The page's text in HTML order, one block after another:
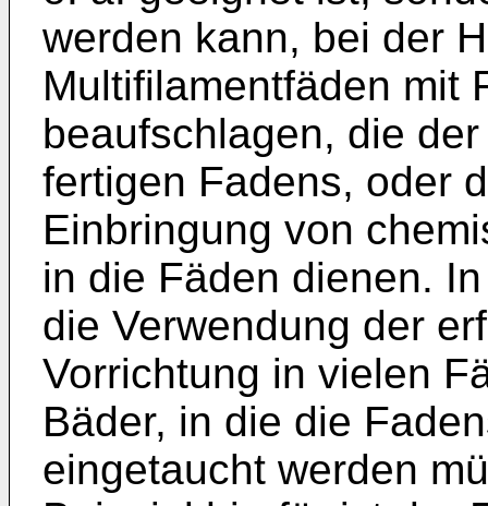
werden kann, bei der
Multifilamentfäden mit
beaufschlagen, die
fertigen Fadens, oder
Einbringung von
in die Fäden dienen.
die Verwendung der
Vorrichtung in vielen
Bäder, in die die
eingetaucht werden